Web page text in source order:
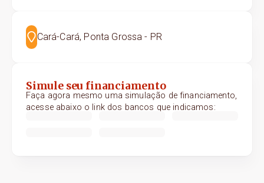
Cará-Cará, Ponta Grossa - PR
Simule seu financiamento
Faça agora mesmo uma simulação de financiamento,
acesse abaixo o link dos bancos que indicamos: